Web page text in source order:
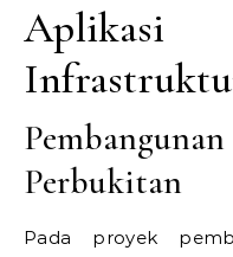
Aplikasi
Perbukitan
Pada proyek